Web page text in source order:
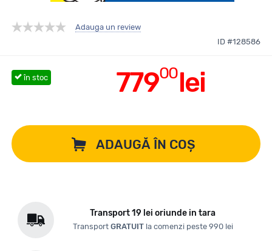
Adauga un review
ID #128586
77900lei
în stoc
ADAUGĂ ÎN COȘ
Transport 19 lei oriunde in tara
Transport GRATUITla comenzi peste 990 lei